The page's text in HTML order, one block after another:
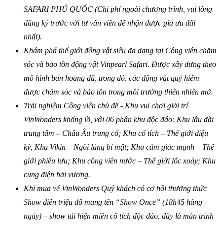
SAFARI PHÚ QUỐC (Chi phí ngoài chương trình, vui lòng
đăng ký trước với tư vấn viên để nhận được giá ưu đãi
nhất).
Khám phá thế giới động vật siêu đa dạng tại Công viên chăm
sóc và bảo tồn động vật Vinpearl Safari. Được xây dựng theo
mô hình bán hoang dã, trong đó, các động vật quý hiếm
được chăm sóc và bảo tồn trong môi trường thiên nhiên mở.
Trải nghiệm Công viên chủ đề - Khu vui chơi giải trí
VinWonders khổng lồ, với 06 phân khu độc đáo: Khu lâu đài
trung tâm – Châu Âu trung cổ; Khu cổ tích – Thế giới diệu
kỳ, Khu Vikin – Ngôi làng bí mật; Khu cảm giác mạnh – Thế
giới phiêu lưu; Khu công viên nước – Thế giới lốc xoáy; Khu
cung điện hải vương.
Khi mua vé VinWonders Quý khách có cơ hội thưởng thức
Show diễn triệu đô mang tên “Show Once” (18h45 hàng
ngày) – show tái hiện miền cổ tích độc đáo, đây là màn trình